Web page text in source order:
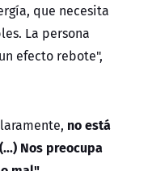
que necesita
La persona
efecto rebote",
no está
Nos preocupa